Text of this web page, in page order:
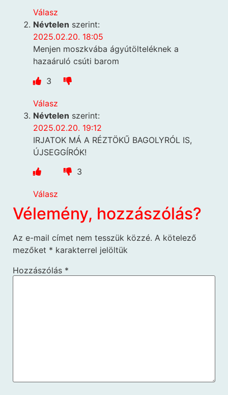
Válasz
Névtelen szerint:
2025.02.20. 18:05
Menjen moszkvába ágyútölteléknek a
hazaáruló csúti barom
3
Válasz
Névtelen szerint:
2025.02.20. 19:12
IRJATOK MÁ A RÉZTÖKŰ BAGOLYRÓL IS,
ÚJSEGGÍRÓK!
3
Válasz
Vélemény, hozzászólás?
Az e-mail címet nem tesszük közzé. A kötelező
mezőket * karakterrel jelöltük
Hozzászólás *